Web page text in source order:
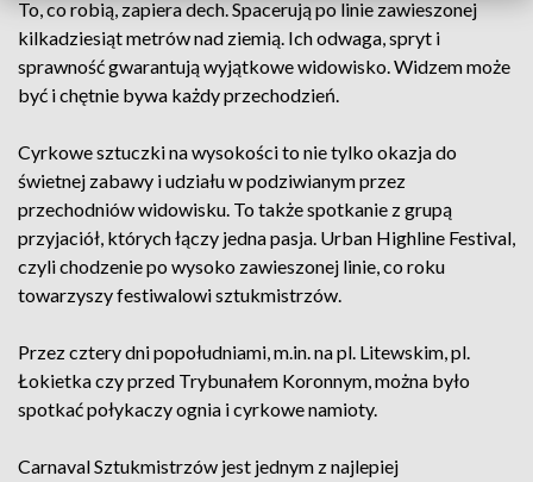
To, co robią, zapiera dech. Spacerują po linie zawieszonej
kilkadziesiąt metrów nad ziemią. Ich odwaga, spryt i
sprawność gwarantują wyjątkowe widowisko. Widzem może
być i chętnie bywa każdy przechodzień.
Cyrkowe sztuczki na wysokości to nie tylko okazja do
świetnej zabawy i udziału w podziwianym przez
przechodniów widowisku. To także spotkanie z grupą
przyjaciół, których łączy jedna pasja. Urban Highline Festival,
czyli chodzenie po wysoko zawieszonej linie, co roku
towarzyszy festiwalowi sztukmistrzów.
Przez cztery dni popołudniami, m.in. na pl. Litewskim, pl.
Łokietka czy przed Trybunałem Koronnym, można było
spotkać połykaczy ognia i cyrkowe namioty.
Carnaval Sztukmistrzów jest jednym z najlepiej